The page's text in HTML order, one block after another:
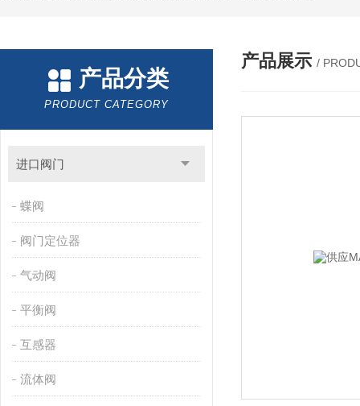
产品分类
PRODUCT CATEGORY
进口阀门
蝶阀
阀门定位器
气动阀
平衡阀
互感器
流体阀
产品展示 /